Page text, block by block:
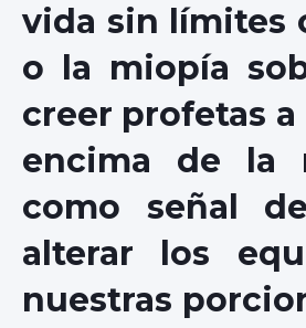
vida sin límites
o la miopía
creer profetas
encima de la
como señal
alterar los
nuestras